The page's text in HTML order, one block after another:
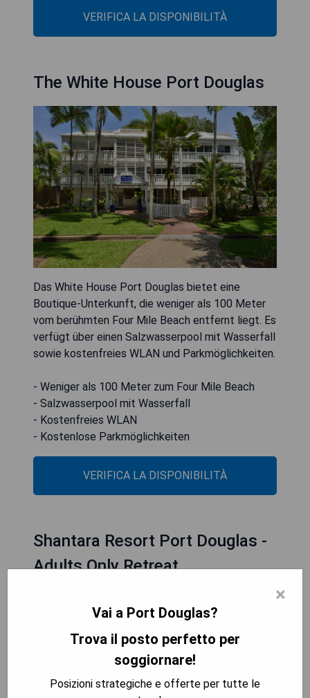
VERIFICA LA DISPONIBILITÀ
The White House Port Douglas
Das White House Port Douglas bietet eine
Boutique-Unterkunft, die weniger als 100 Meter
vom berühmten Four Mile Beach entfernt liegt. Es
verfügt über einen Salzwasserpool mit Wasserfall
sowie kostenfreies WLAN und Parkmöglichkeiten.
- Weniger als 100 Meter zum Four Mile Beach
- Salzwasserpool mit Wasserfall
- Kostenfreies WLAN
- Kostenlose Parkmöglichkeiten
VERIFICA LA DISPONIBILITÀ
Shantara Resort Port Douglas -
Adults Only Retreat
×
Vai a Port Douglas?
Trova il posto perfetto per
soggiornare!
Posizioni strategiche e offerte per tutte le